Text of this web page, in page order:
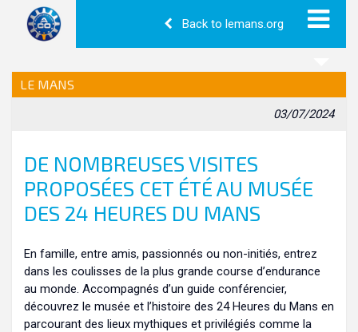
Back to lemans.org
LE MANS
03/07/2024
DE NOMBREUSES VISITES
PROPOSÉES CET ÉTÉ AU MUSÉE
DES 24 HEURES DU MANS
En famille, entre amis, passionnés ou non-initiés, entrez
dans les coulisses de la plus grande course d’endurance
au monde. Accompagnés d’un guide conférencier,
découvrez le musée et l’histoire des 24 Heures du Mans en
parcourant des lieux mythiques et privilégiés comme la